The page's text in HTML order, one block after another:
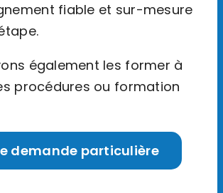
fiable et sur-mesure
également les former à
procédures ou formation
demande particulière